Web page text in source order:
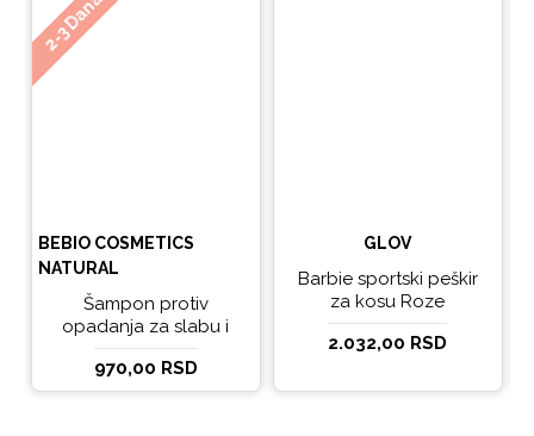
2-3 Dana
BEBIO COSMETICS
NATURAL
Šampon protiv
opadanja za slabu i
tanku kosu beBio
natural 300ml
970,00 RSD
GLOV
Barbie sportski peškir
za kosu Roze
2.032,00 RSD